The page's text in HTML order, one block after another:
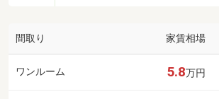
間取り 家賃相場
ワンルーム 5.8万円